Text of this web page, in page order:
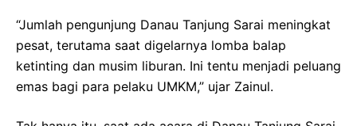
“Jumlah pengunjung Danau Tanjung Sarai meningkat
pesat, terutama saat digelarnya lomba balap
ketinting dan musim liburan. Ini tentu menjadi peluang
emas bagi para pelaku UMKM,” ujar Zainul.